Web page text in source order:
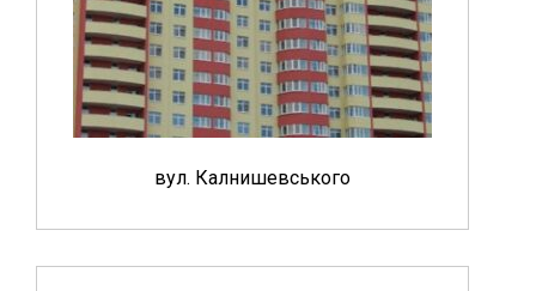
вул. Калнишевського